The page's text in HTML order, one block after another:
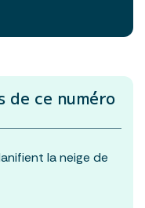
de ce numéro
la neige de